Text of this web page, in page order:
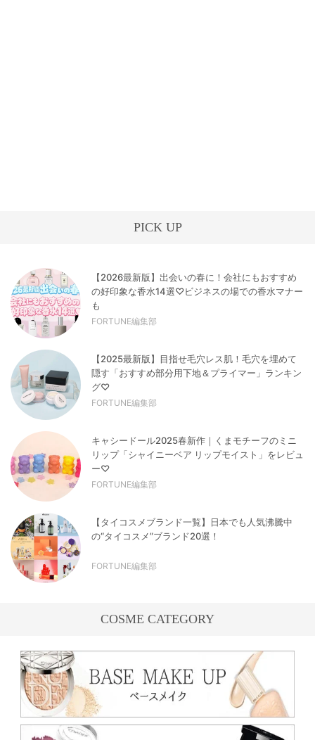
PICK UP
【2026最新版】出会いの春に！会社にもおすすめ
の好印象な香水14選♡ビジネスの場での香水マナー
も
FORTUNE編集部
【2025最新版】目指せ毛穴レス肌！毛穴を埋めて
隠す「おすすめ部分用下地＆プライマー」ランキン
グ♡
FORTUNE編集部
キャシードール2025春新作｜くまモチーフのミニ
リップ「シャイニーベア リップモイスト」をレビュ
ー♡
FORTUNE編集部
【タイコスメブランド一覧】日本でも人気沸騰中
の“タイコスメ”ブランド20選！
FORTUNE編集部
COSME CATEGORY